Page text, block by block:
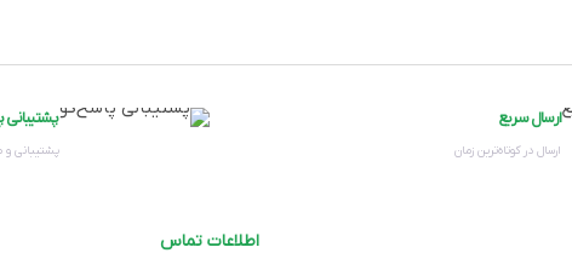
یک
ارسال سریع
ارسال در کوتاه‌ترین زمان
پشتیبانی
پشتیبانی
اطلاعات تماس